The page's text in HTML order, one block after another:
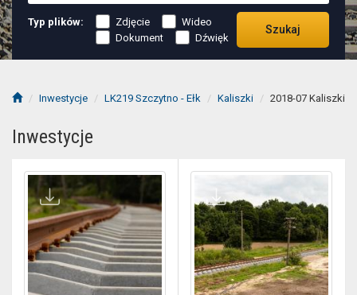
Typ plików: Zdjęcie
Wideo
Dokument
Dźwięk
Szukaj
Inwestycje LK219 Szczytno - Ełk Kaliszki 2018-07 Kaliszki
Inwestycje